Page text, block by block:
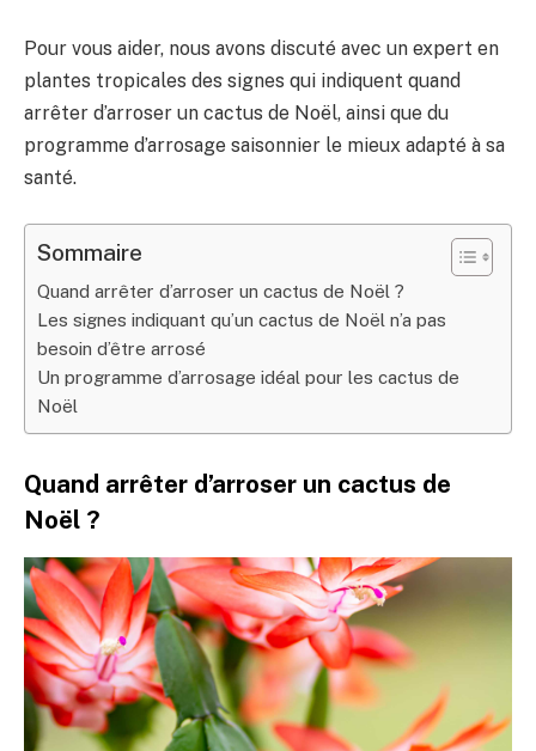
Pour vous aider, nous avons discuté avec un expert en
plantes tropicales des signes qui indiquent quand
arrêter d’arroser un cactus de Noël, ainsi que du
programme d’arrosage saisonnier le mieux adapté à sa
santé.
Sommaire
Quand arrêter d’arroser un cactus de Noël ?
Les signes indiquant qu’un cactus de Noël n’a pas
besoin d’être arrosé
Un programme d’arrosage idéal pour les cactus de
Noël
Quand arrêter d’arroser un cactus de
Noël ?